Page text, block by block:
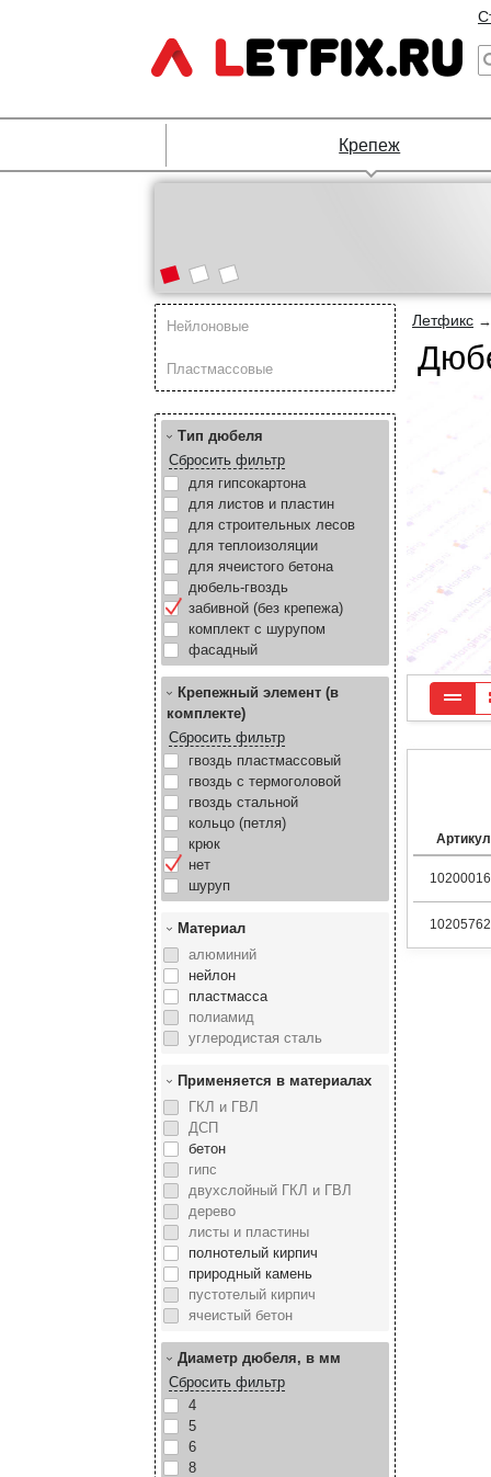
Крепеж
Нейлоновые
Пластмассовые
Тип дюбеля
Сбросить фильтр
для гипсокартона
для листов и пластин
для строительных лесов
для теплоизоляции
для ячеистого бетона
дюбель-гвоздь
забивной (без крепежа)
комплект с шурупом
фасадный
Крепежный элемент (в
комплекте)
Сбросить фильтр
гвоздь пластмассовый
гвоздь с термоголовой
гвоздь стальной
кольцо (петля)
крюк
нет
шуруп
Материал
алюминий
нейлон
пластмасса
полиамид
углеродистая сталь
Применяется в материалах
ГКЛ и ГВЛ
ДСП
бетон
гипс
двухслойный ГКЛ и ГВЛ
дерево
листы и пластины
полнотелый кирпич
природный камень
пустотелый кирпич
ячеистый бетон
Диаметр дюбеля, в мм
Сбросить фильтр
4
5
6
8
Летфикс
Артикул